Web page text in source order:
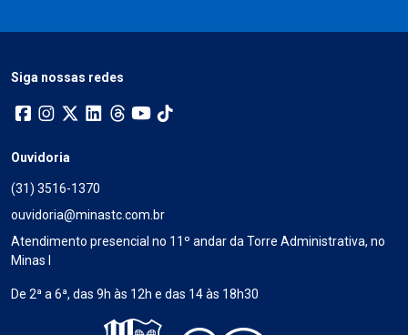
Siga nossas redes
Ouvidoria
(31) 3516-1370
ouvidoria@minastc.com.br
Atendimento presencial no 11º andar da Torre Administrativa, no
Minas I
De 2ª a 6ª, das 9h às 12h e das 14 às 18h30